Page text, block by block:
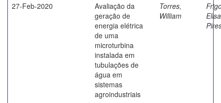
27-Feb-2020
Avaliação da
geração de
energia elétrica
de uma
microturbina
instalada em
tubulações de
água em
sistemas
agroindustriais
Torres,
William